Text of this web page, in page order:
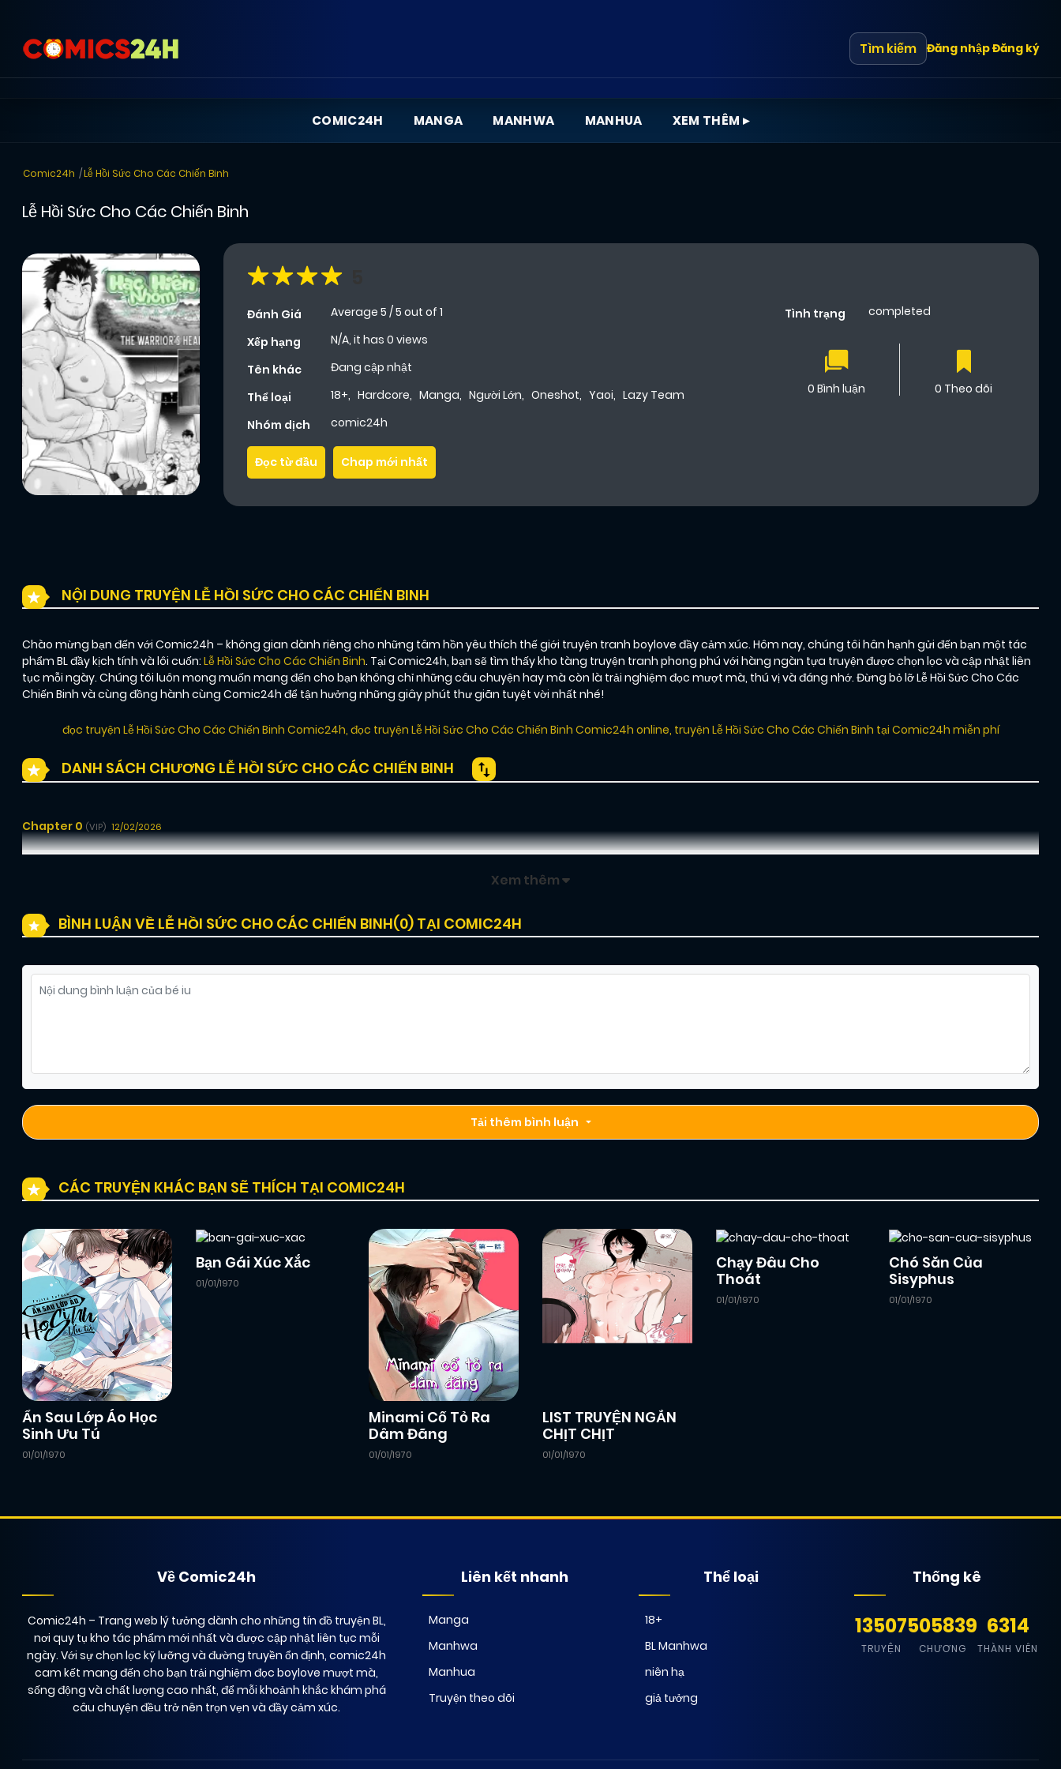
Tìm kiếm Đăng nhậpĐăng ký
COMIC24H MANGA MANHWA MANHUA XEM THÊM ▸
Comic24h Lễ Hồi Sức Cho Các Chiến Binh
Lễ Hồi Sức Cho Các Chiến Binh
Đánh Giá Average 5 /5 out of 1
Xếp hạng
N/A, it has 0 views
Tên khác
Đang cập nhật
Thể loại
18+, Hardcore, Manga, Người Lớn, Oneshot, Yaoi, Lazy Team
Nhóm dịch
comic24h
Tình trạng completed
0 Bình luận 0 Theo dõi
Đọc từ đầu Chap mới nhất
NỘI DUNG TRUYỆN LỄ HỒI SỨC CHO CÁC CHIẾN BINH
Chào mừng bạn đến với Comic24h – không gian dành riêng cho những tâm hồn yêu thích thế giới truyện tranh boylove đầy cảm xúc. Hôm nay, chúng tôi hân hạnh gửi đến bạn một tác
phẩm BL đầy kịch tính và lôi cuốn: Lễ Hồi Sức Cho Các Chiến Binh. Tại Comic24h, bạn sẽ tìm thấy kho tàng truyện tranh phong phú với hàng ngàn tựa truyện được chọn lọc và cập nhật liên
tục mỗi ngày. Chúng tôi luôn mong muốn mang đến cho bạn không chỉ những câu chuyện hay mà còn là trải nghiệm đọc mượt mà, thú vị và đáng nhớ. Đừng bỏ lỡ Lễ Hồi Sức Cho Các
Chiến Binh và cùng đồng hành cùng Comic24h để tận hưởng những giây phút thư giãn tuyệt vời nhất nhé!
đọc truyện Lễ Hồi Sức Cho Các Chiến Binh Comic24h, đọc truyện Lễ Hồi Sức Cho Các Chiến Binh Comic24h online, truyện Lễ Hồi Sức Cho Các Chiến Binh tại Comic24h miễn phí
DANH SÁCH CHƯƠNG LỄ HỒI SỨC CHO CÁC CHIẾN BINH
Chapter 0 (VIP) 12/02/2026
Xem thêm
BÌNH LUẬN VỀ LỄ HỒI SỨC CHO CÁC CHIẾN BINH(0) TẠI COMIC24H
Tải thêm bình luận
CÁC TRUYỆN KHÁC BẠN SẼ THÍCH TẠI COMIC24H
Ẩn Sau Lớp Áo Học
Sinh Ưu Tú
01/01/1970
Bạn Gái Xúc Xắc
01/01/1970
Minami Cố Tỏ Ra
Dâm Đãng
01/01/1970
LIST TRUYỆN NGẮN
CHỊT CHỊT
01/01/1970
Chạy Đâu Cho
Thoát
01/01/1970
Chó Săn Của
Sisyphus
01/01/1970
Về Comic24h
Comic24h – Trang web lý tưởng dành cho những tín đồ truyện BL,
nơi quy tụ kho tác phẩm mới nhất và được cập nhật liên tục mỗi
ngày. Với sự chọn lọc kỹ lưỡng và đường truyền ổn định, comic24h
cam kết mang đến cho bạn trải nghiệm đọc boylove mượt mà,
sống động và chất lượng cao nhất, để mỗi khoảnh khắc khám phá
câu chuyện đều trở nên trọn vẹn và đầy cảm xúc.
Liên kết nhanh
Manga
Manhwa
Manhua
Truyện theo dõi
Thể loại
18+
BL Manhwa
niên hạ
giả tưởng
Thống kê
13507
TRUYỆN
505839
CHƯƠNG
6314
THÀNH VIÊN